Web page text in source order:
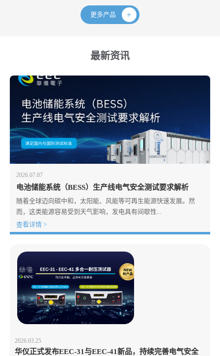
更多产品
最新资讯
2026.07.07
电池储能系统（BESS）生产线电气安全测试要求解析
随着全球迈向碳中和，太阳能、风能等可再生能源快速发展。然
而，这类能源容易受到天气影响，发电具有间歇性...
查看详情 >
2026.03.25
华仪正式发布EEC-31与EEC-41新品，持续完善电气安全